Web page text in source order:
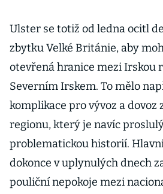
Ulster se totiž od ledna ocitl
zbytku Velké Británie, aby
otevřená hranice mezi Irskou
Severním Irskem. To mělo
komplikace pro vývoz a dovoz
regionu, který je navíc
problematickou historií.
dokonce v uplynulých dnech
pouliční nepokoje mezi